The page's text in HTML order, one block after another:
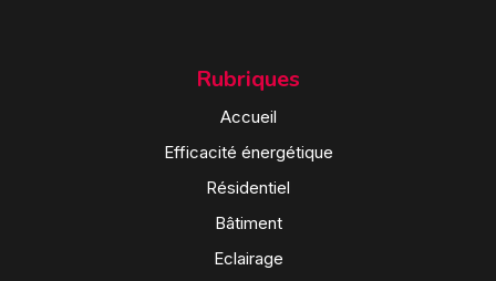
Rubriques
Accueil
Efficacité énergétique
Résidentiel
Bâtiment
Eclairage